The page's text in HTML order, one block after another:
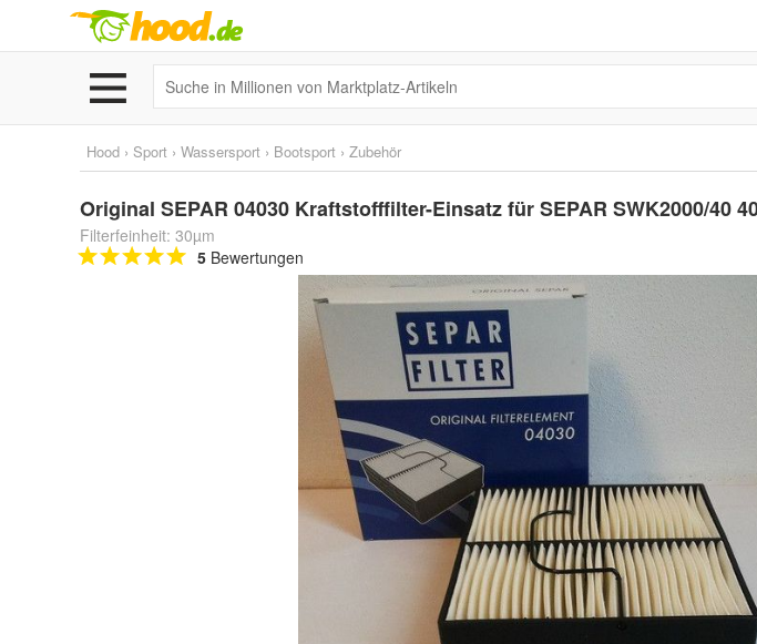
Hood › Sport › Wassersport › Bootsport › Zubehör
Original SEPAR 04030 Kraftstofffilter-Einsatz für SEPAR SWK2000/40
Filterfeinheit: 30µm
5 Bewertungen